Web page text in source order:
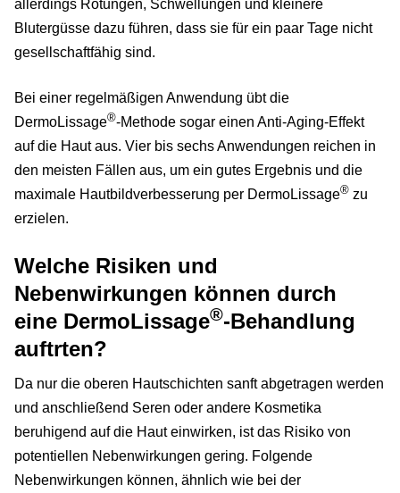
allerdings Rötungen, Schwellungen und kleinere
Blutergüsse dazu führen, dass sie für ein paar Tage nicht
gesellschaftfähig sind.
Bei einer regelmäßigen Anwendung übt die
DermoLissage®-Methode sogar einen Anti-Aging-Effekt
auf die Haut aus. Vier bis sechs Anwendungen reichen in
den meisten Fällen aus, um ein gutes Ergebnis und die
maximale Hautbildverbesserung per DermoLissage® zu
erzielen.
Welche Risiken und
Nebenwirkungen können durch
eine DermoLissage®-Behandlung
auftrten?
Da nur die oberen Hautschichten sanft abgetragen werden
und anschließend Seren oder andere Kosmetika
beruhigend auf die Haut einwirken, ist das Risiko von
potentiellen Nebenwirkungen gering. Folgende
Nebenwirkungen können, ähnlich wie bei der